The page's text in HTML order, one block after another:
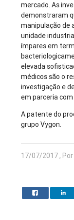
mercado. As
demonstraram
manipulação de
unidade
ímpares em
elevada
médicos são o
investigação e
em parceria
A patente do
grupo Vygon.
17/07/2017 ,